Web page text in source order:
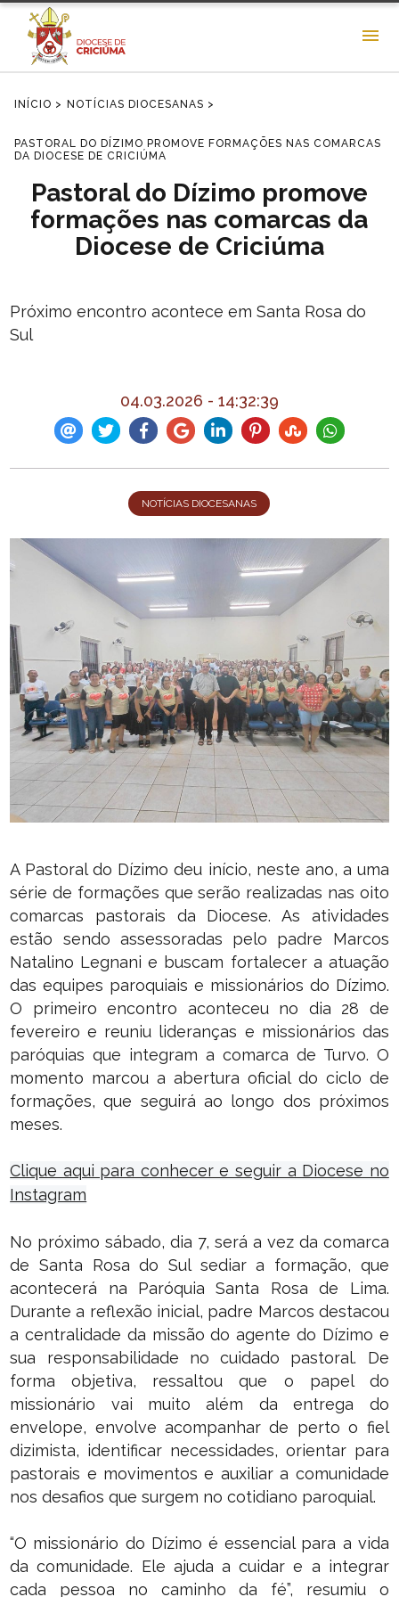
INÍCIO > NOTÍCIAS DIOCESANAS >
PASTORAL DO DÍZIMO PROMOVE FORMAÇÕES NAS COMARCAS
DA DIOCESE DE CRICIÚMA
Pastoral do Dízimo promove
formações nas comarcas da
Diocese de Criciúma
Próximo encontro acontece em Santa Rosa do
Sul
04.03.2026 - 14:32:39
NOTÍCIAS DIOCESANAS
A Pastoral do Dízimo deu início, neste ano, a uma
série de formações que serão realizadas nas oito
comarcas pastorais da Diocese. As atividades
estão sendo assessoradas pelo padre Marcos
Natalino Legnani e buscam fortalecer a atuação
das equipes paroquiais e missionários do Dízimo.
O primeiro encontro aconteceu no dia 28 de
fevereiro e reuniu lideranças e missionários das
paróquias que integram a comarca de Turvo. O
momento marcou a abertura oficial do ciclo de
formações, que seguirá ao longo dos próximos
meses.
Clique aqui para conhecer e seguir a Diocese no
Instagram
No próximo sábado, dia 7, será a vez da comarca
de Santa Rosa do Sul sediar a formação, que
acontecerá na Paróquia Santa Rosa de Lima.
Durante a reflexão inicial, padre Marcos destacou
a centralidade da missão do agente do Dízimo e
sua responsabilidade no cuidado pastoral. De
forma objetiva, ressaltou que o papel do
missionário vai muito além da entrega do
envelope, envolve acompanhar de perto o fiel
dizimista, identificar necessidades, orientar para
pastorais e movimentos e auxiliar a comunidade
nos desafios que surgem no cotidiano paroquial.
“O missionário do Dízimo é essencial para a vida
da comunidade. Ele ajuda a cuidar e a integrar
cada pessoa no caminho da fé”, resumiu o